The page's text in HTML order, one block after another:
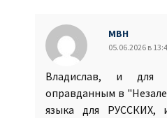
МВН
05.06.2026 в
Владислав, и для
оправданным в
языка для РУССКИХ,